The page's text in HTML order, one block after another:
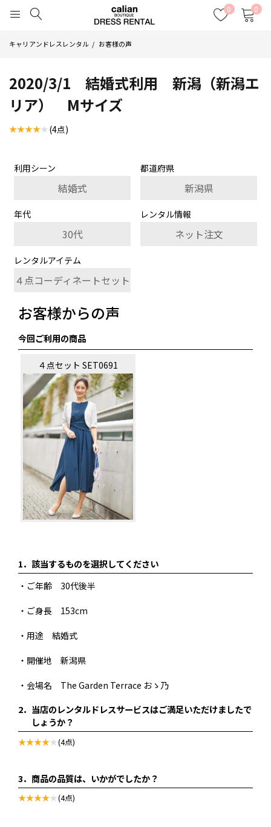
0 0
キャリアンドレスレンタル お客様の声
2020/3/1 結婚式利用 新潟（新潟エ
リア） Mサイズ
(4点)
利用シーン
結婚式
都道府県
新潟県
年代
30代
レンタル情報
ネット注文
レンタルアイテム
４点コーディネートセット
お客様からの声
今回ご利用の商品
４点セット SET0691
1． 該当するものを選択してください
・ご年齢 30代後半
・ご身長 153cm
・用途 結婚式
・開催地 新潟県
・会場名 The Garden Terrace おゝ乃
2． 当店のレンタルドレスサービスはご満足いただけましたで
しょうか？
(4点)
3． 商品の品質は、いかがでしたか？
(4点)